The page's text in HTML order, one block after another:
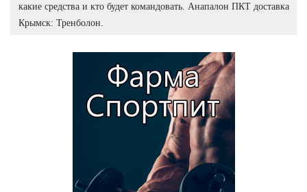
какие средства и кто будет командовать. Анапалон ПКТ доставка
Крымск: Тренболон.